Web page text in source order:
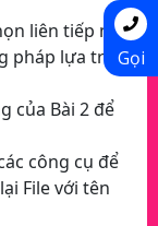
liên tiếp một
pháp lựa trọn
của Bài 2 để
công cụ để
File với tên
Gọi